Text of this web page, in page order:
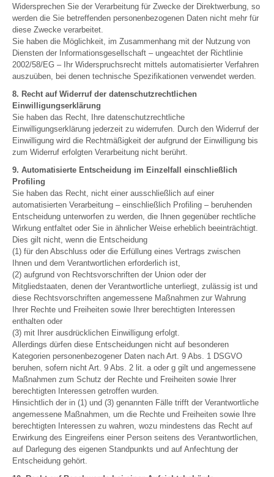
Widersprechen Sie der Verarbeitung für Zwecke der Direktwerbung, so
werden die Sie betreffenden personenbezogenen Daten nicht mehr für
diese Zwecke verarbeitet.
Sie haben die Möglichkeit, im Zusammenhang mit der Nutzung von
Diensten der Informationsgesellschaft – ungeachtet der Richtlinie
2002/58/EG – Ihr Widerspruchsrecht mittels automatisierter Verfahren
auszuüben, bei denen technische Spezifikationen verwendet werden.
8. Recht auf Widerruf der datenschutzrechtlichen
Einwilligungserklärung
Sie haben das Recht, Ihre datenschutzrechtliche
Einwilligungserklärung jederzeit zu widerrufen. Durch den Widerruf der
Einwilligung wird die Rechtmäßigkeit der aufgrund der Einwilligung bis
zum Widerruf erfolgten Verarbeitung nicht berührt.
9. Automatisierte Entscheidung im Einzelfall einschließlich
Profiling
Sie haben das Recht, nicht einer ausschließlich auf einer
automatisierten Verarbeitung – einschließlich Profiling – beruhenden
Entscheidung unterworfen zu werden, die Ihnen gegenüber rechtliche
Wirkung entfaltet oder Sie in ähnlicher Weise erheblich beeinträchtigt.
Dies gilt nicht, wenn die Entscheidung
(1) für den Abschluss oder die Erfüllung eines Vertrags zwischen
Ihnen und dem Verantwortlichen erforderlich ist,
(2) aufgrund von Rechtsvorschriften der Union oder der
Mitgliedstaaten, denen der Verantwortliche unterliegt, zulässig ist und
diese Rechtsvorschriften angemessene Maßnahmen zur Wahrung
Ihrer Rechte und Freiheiten sowie Ihrer berechtigten Interessen
enthalten oder
(3) mit Ihrer ausdrücklichen Einwilligung erfolgt.
Allerdings dürfen diese Entscheidungen nicht auf besonderen
Kategorien personenbezogener Daten nach Art. 9 Abs. 1 DSGVO
beruhen, sofern nicht Art. 9 Abs. 2 lit. a oder g gilt und angemessene
Maßnahmen zum Schutz der Rechte und Freiheiten sowie Ihrer
berechtigten Interessen getroffen wurden.
Hinsichtlich der in (1) und (3) genannten Fälle trifft der Verantwortliche
angemessene Maßnahmen, um die Rechte und Freiheiten sowie Ihre
berechtigten Interessen zu wahren, wozu mindestens das Recht auf
Erwirkung des Eingreifens einer Person seitens des Verantwortlichen,
auf Darlegung des eigenen Standpunkts und auf Anfechtung der
Entscheidung gehört.